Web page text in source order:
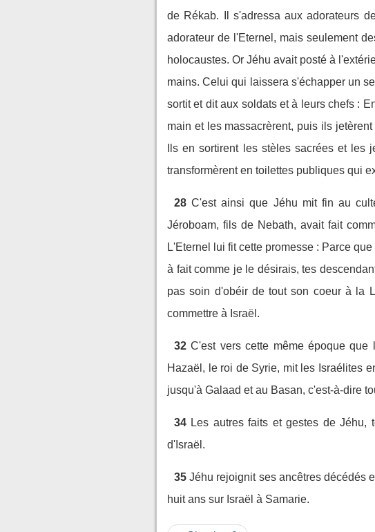
de Rékab. Il s'adressa aux adorateurs
adorateur de l'Eternel, mais seulement
holocaustes. Or Jéhu avait posté à
mains. Celui qui laissera s'échapper un
sortit et dit aux soldats et à leurs chefs :
main et les massacrèrent, puis ils
Ils en sortirent les stèles sacrées et les
transformèrent en toilettes publiques qui
28 C'est ainsi que Jéhu mit fin au
Jéroboam, fils de Nebath, avait fait
L'Eternel lui fit cette promesse : Parce
à fait comme je le désirais, tes
pas soin d'obéir de tout son coeur à la
commettre à Israël.
32 C'est vers cette même époque que
Hazaël, le roi de Syrie, mit les Israélites
jusqu'à Galaad et au Basan, c'est-à-dire
34 Les autres faits et gestes de
d'Israël.
35 Jéhu rejoignit ses ancêtres décédés
huit ans sur Israël à Samarie.